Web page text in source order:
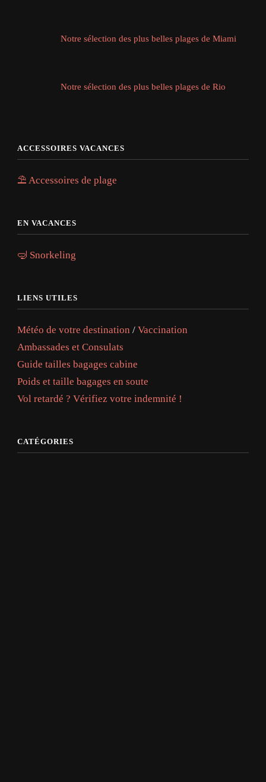
Notre sélection des plus belles plages de Miami
Notre sélection des plus belles plages de Rio
ACCESSOIRES VACANCES
⛱️ Accessoires de plage
EN VACANCES
🤿 Snorkeling
LIENS UTILES
Météo de votre destination / Vaccination
Ambassades et Consulats
Guide tailles bagages cabine
Poids et taille bagages en soute
Vol retardé ? Vérifiez votre indemnité !
CATÉGORIES